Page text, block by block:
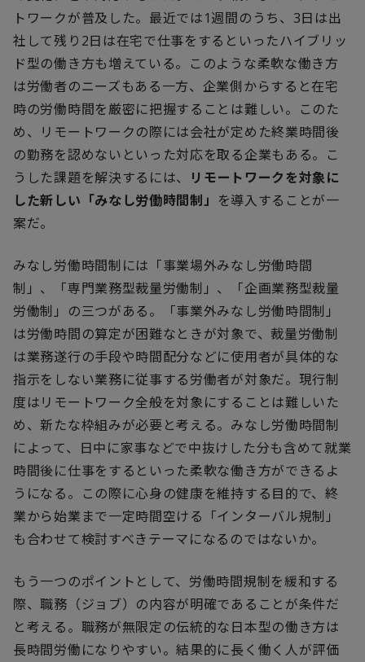
トワークが普及した。最近では1週間のうち、3日は出
社して残り2日は在宅で仕事をするといったハイブリッ
ド型の働き方も増えている。このような柔軟な働き方
は労働者のニーズもある一方、企業側からすると在宅
時の労働時間を厳密に把握することは難しい。このた
め、リモートワークの際には会社が定めた終業時間後
の勤務を認めないといった対応を取る企業もある。こ
うした課題を解決するには、
リモートワークを対象に
した新しい「みなし労働時間制」 を導入することが一
案だ。
みなし労働時間制には「事業場外みなし労働時間
制」、「専門業務型裁量労働制」、「企画業務型裁量
労働制」の三つがある。「事業外みなし労働時間制」
は労働時間の算定が困難なときが対象で、裁量労働制
は業務遂行の手段や時間配分などに使用者が具体的な
指示をしない業務に従事する労働者が対象だ。現行制
度はリモートワーク全般を対象にすることは難しいた
め、新たな枠組みが必要と考える。みなし労働時間制
によって、日中に家事などで中抜けした分も含めて就業
時間後に仕事をするといった柔軟な働き方ができるよ
うになる。この際に心身の健康を維持する目的で、終
業から始業まで一定時間空ける「インターバル規制」
も合わせて検討すべきテーマになるのではないか。
もう一つのポイントとして、労働時間規制を緩和する
際、職務（ジョブ）の内容が明確であることが条件だ
と考える。職務が無限定の伝統的な日本型の働き方は
長時間労働になりやすい。結果的に長く働く人が評価